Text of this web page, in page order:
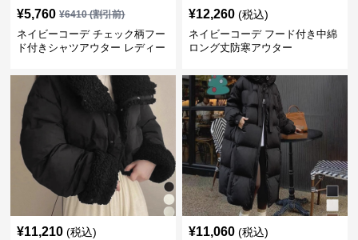
¥5,760 ¥6410(割引前)
ネイビーコーデ チェック柄フー
ド付きシャツアウター レディー
¥12,260 (税込)
ネイビーコーデ フード付き中綿
ロング丈防寒アウター
¥11,210 (税込) ¥11,060 (税込)